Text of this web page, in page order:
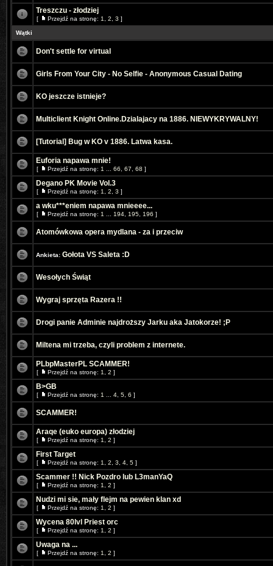
Treszczu - złodziej
[ Przejdź na stronę: 1 2 3 ]
Wątki
Don't settle for virtual
Girls From Your City - No Selfie - Anonymous Casual Dating
KO jeszcze istnieje?
Multiclient Knight Online.Dzialajacy na 1886. NIEWYKRYWALNY!
[Tutorial] Bug w KO v 1886. Latwa kasa.
Euforia napawa mnie!
[ Przejdź na stronę: 1 66 67 68 ]
Degano PK Movie Vol.3
[ Przejdź na stronę: 1 2 3 ]
a wku***eniem napawa mnieeee...
[ Przejdź na stronę: 1 194 195 196 ]
Atomówkowa opera mydlana - za i przeciw
Ankieta: Gołota VS Saleta :D
Wesołych Świąt
Wygraj sprzęta Razera !!
Drogi panie Adminie najdroższy Jarku aka Jatokorze! ;P
Miltena mi trzeba, czyli problem z internete.
PLbpMasterPL SCAMMER!
[ Przejdź na stronę: 1 2 ]
B>GB
[ Przejdź na stronę: 1 4 5 6 ]
SCAMMER!
Araqe (euko europa) złodziej
[ Przejdź na stronę: 1 2 ]
First Target
[ Przejdź na stronę: 1 2 3 4 5 ]
Scammer !! Nick Pozdro lub L3manYaQ
[ Przejdź na stronę: 1 2 ]
Nudzi mi sie, mały flejm na pewien klan xd
[ Przejdź na stronę: 1 2 ]
Wycena 80lvl Priest orc
[ Przejdź na stronę: 1 2 ]
Uwaga na ...
[ Przejdź na stronę: 1 2 ]